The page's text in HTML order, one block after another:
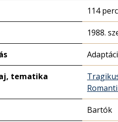
114 perc
1988.
tematika
Bartók